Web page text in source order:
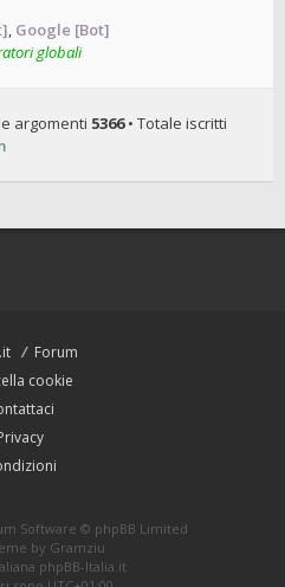
, Google [Bot]
globali
argomenti 5366• Totale iscritti
Forum
cookie
Software © phpBB Limited
by Gramziu
phpBB-Italia.it